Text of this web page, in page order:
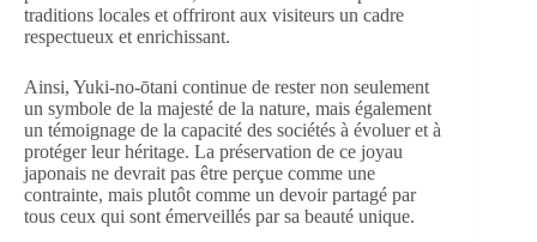
traditions locales et offriront aux visiteurs un cadre
respectueux et enrichissant.
Ainsi, Yuki-no-ōtani continue de rester non seulement
un symbole de la majesté de la nature, mais également
un témoignage de la capacité des sociétés à évoluer et à
protéger leur héritage. La préservation de ce joyau
japonais ne devrait pas être perçue comme une
contrainte, mais plutôt comme un devoir partagé par
tous ceux qui sont émerveillés par sa beauté unique.